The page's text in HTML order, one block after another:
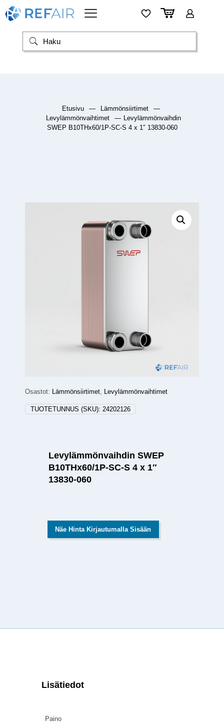
Etusivu — Lämmönsiirtimet
—
Levylämmönvaihtimet
— Levylämmönvaihdin
SWEP B10THx60/1P-SC-S 4 x 1″ 13830-060
Osastot: Lämmönsiirtimet, Levylämmönvaihtimet
TUOTETUNNUS (SKU): 24202126
Levylämmönvaihdin SWEP
B10THx60/1P-SC-S 4 x 1″
13830-060
Näe Hinta Kirjautumalla Sisään
Lisätiedot
Paino